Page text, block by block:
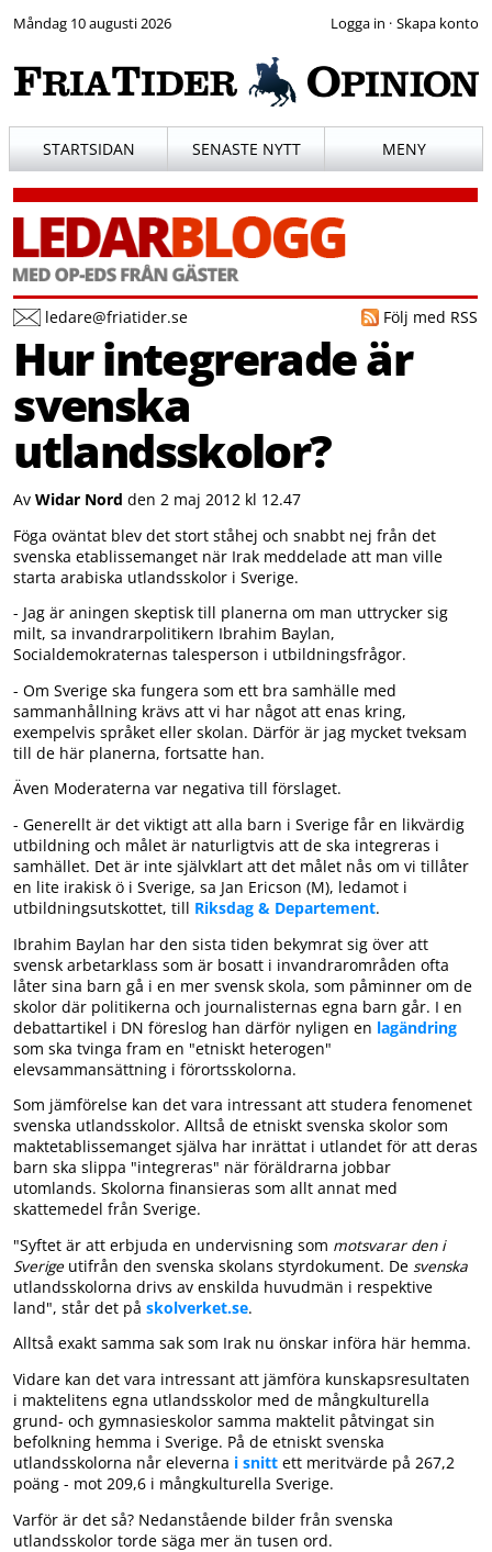
Måndag 10 augusti 2026 ·
STARTSIDAN SENASTE NYTT MENY
Följ med RSS
ledare@friatider.se
Hur integrerade är
svenska
utlandsskolor?
AvWidar Nord den 2 maj 2012 kl 12.47
Föga oväntat blev det stort ståhej och snabbt nej från det
svenska etablissemanget när Irak meddelade att man ville
starta arabiska utlandsskolor i Sverige.
- Jag är aningen skeptisk till planerna om man uttrycker sig
milt, sa invandrarpolitikern Ibrahim Baylan,
Socialdemokraternas talesperson i utbildningsfrågor.
- Om Sverige ska fungera som ett bra samhälle med
sammanhållning krävs att vi har något att enas kring,
exempelvis språket eller skolan. Därför är jag mycket tveksam
till de här planerna, fortsatte han.
Även Moderaterna var negativa till förslaget.
- Generellt är det viktigt att alla barn i Sverige får en likvärdig
utbildning och målet är naturligtvis att de ska integreras i
samhället. Det är inte självklart att det målet nås om vi tillåter
en lite irakisk ö i Sverige, sa Jan Ericson (M), ledamot i
utbildningsutskottet, till Riksdag & Departement.
Ibrahim Baylan har den sista tiden bekymrat sig över att
svensk arbetarklass som är bosatt i invandrarområden ofta
låter sina barn gå i en mer svensk skola, som påminner om de
skolor där politikerna och journalisternas egna barn går. I en
debattartikel i DN föreslog han därför nyligen en lagändring
som ska tvinga fram en "etniskt heterogen"
elevsammansättning i förortsskolorna.
Som jämförelse kan det vara intressant att studera fenomenet
svenska utlandsskolor. Alltså de etniskt svenska skolor som
maktetablissemanget själva har inrättat i utlandet för att deras
barn ska slippa "integreras" när föräldrarna jobbar
utomlands. Skolorna finansieras som allt annat med
skattemedel från Sverige.
"Syftet är att erbjuda en undervisning som motsvarar den i
Sverige utifrån den svenska skolans styrdokument. De svenska
utlandsskolorna drivs av enskilda huvudmän i respektive
land", står det påskolverket.se.
Alltså exakt samma sak som Irak nu önskar införa här hemma.
Vidare kan det vara intressant att jämföra kunskapsresultaten
i maktelitens egna utlandsskolor med de mångkulturella
grund- och gymnasieskolor samma maktelit påtvingat sin
befolkning hemma i Sverige. På de etniskt svenska
utlandsskolorna når eleverna i snitt ett meritvärde på 267,2
poäng - mot 209,6 i mångkulturella Sverige.
Varför är det så? Nedanstående bilder från svenska
utlandsskolor torde säga mer än tusen ord.